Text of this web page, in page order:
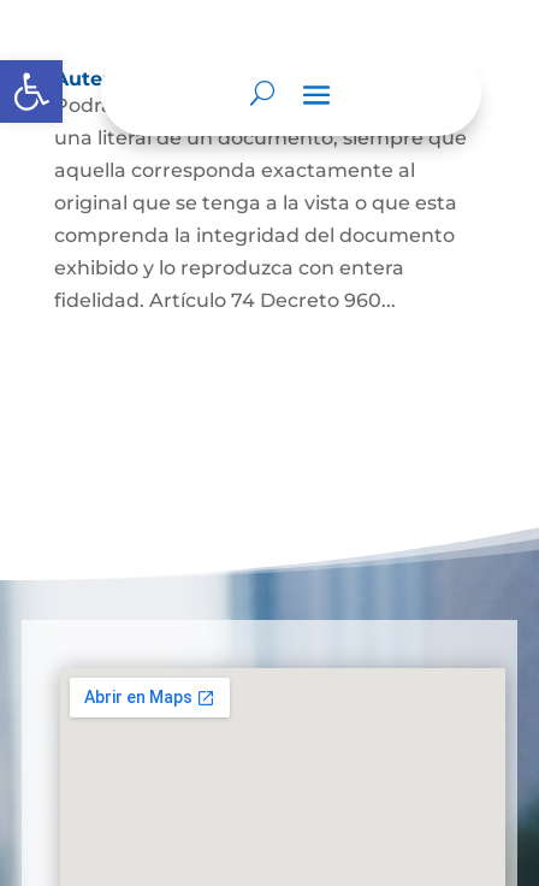
Abrir barra de herramientas
Autenticación de Copias
Podrá autenticarse una copia mecánica o
una literal de un documento, siempre que
aquella corresponda exactamente al
original que se tenga a la vista o que esta
comprenda la integridad del documento
exhibido y lo reproduzca con entera
fidelidad. Artículo 74 Decreto 960...